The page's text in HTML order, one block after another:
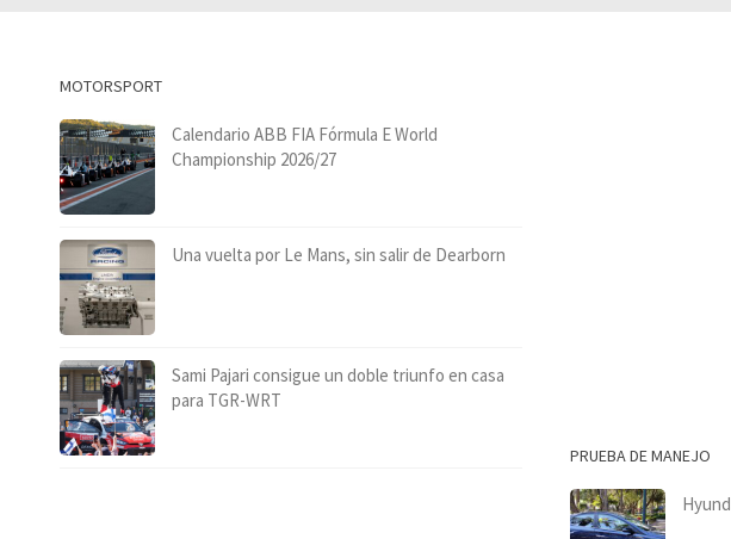
MOTORSPORT
Calendario ABB FIA Fórmula E World
Championship 2026/27
Una vuelta por Le Mans, sin salir de Dearborn
Sami Pajari consigue un doble triunfo en casa
para TGR-WRT
PRUEBA DE MANEJO